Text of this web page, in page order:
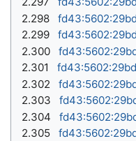
2.298
2.299
2.300
2.301
2.302
2.303
2.304
2.305